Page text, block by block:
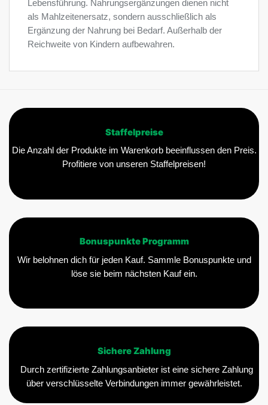
Lebensführung. Nahrungsergänzungen dienen nicht
als Mahlzeitenersatz, sondern ausschließlich als
Ergänzung der Nahrung bei Bedarf. Außerhalb der
Reichweite von Kindern aufbewahren.
Staffelpreise
Die Anzahl der Produkte im Warenkorb beeinflussen den Preis.
Profitiere von unseren Staffelpreisen!
Bonuspunkte Programm
Wir belohnen dich für jeden Kauf. Sammle Bonuspunkte und
löse sie beim nächsten Kauf ein.
Sichere Zahlung
Durch zertifizierte Zahlungsanbieter ist eine sichere Zahlung
über verschlüsselte Verbindungen immer gewährleistet.